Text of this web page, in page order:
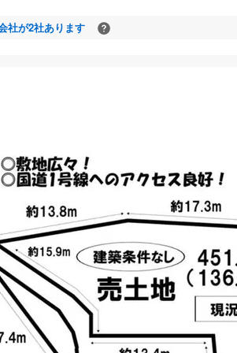
社が2社あります
資料をもらう
特徴の似た物件を
お気に入りに追加